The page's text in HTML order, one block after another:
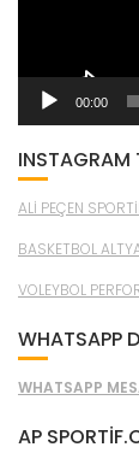
00:00
INSTAGRAM
ALİ PEÇEN
BASKETBOL
VOLEYBOL
WHATSAPP
WHATSAPP
AP